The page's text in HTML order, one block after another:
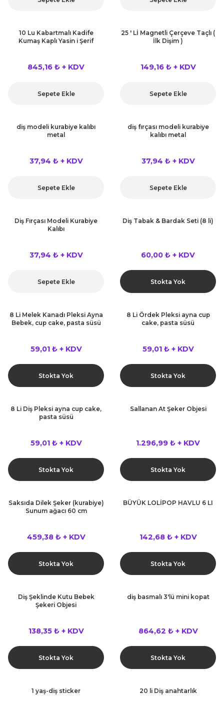
10 Lu Kabartmalı Kadife
Kumaş Kaplı Yasin i Şerif
845,16 ₺ + KDV
Sepete Ekle
25 ' Lİ Magnetli Çerçeve Taçlı (
İlk Dişim )
149,16 ₺ + KDV
Sepete Ekle
diş modeli kurabiye kalıbı
metal
37,94 ₺ + KDV
Sepete Ekle
diş fırçası modeli kurabiye
kalıbı metal
37,94 ₺ + KDV
Sepete Ekle
Diş Fırçası Modeli Kurabiye
Kalıbı
37,94 ₺ + KDV
Sepete Ekle
Diş Tabak & Bardak Seti (8 li)
60,00 ₺ + KDV
Stokta Yok
8 Li Melek Kanadı Pleksi Ayna
Bebek, cup cake, pasta süsü
59,01 ₺ + KDV
Stokta Yok
8 Li Ördek Pleksi ayna cup
cake, pasta süsü
59,01 ₺ + KDV
Stokta Yok
8 Li Diş Pleksi ayna cup cake,
pasta süsü
59,01 ₺ + KDV
Stokta Yok
Sallanan At Şeker Objesi
1.296,99 ₺ + KDV
Stokta Yok
Saksıda Dilek Şeker (kurabiye)
Sunum ağacı 60 cm
459,38 ₺ + KDV
Stokta Yok
BÜYÜK LOLİPOP HAVLU 6 LI
142,68 ₺ + KDV
Stokta Yok
Diş Şeklinde Kutu Bebek
Şekeri Objesi
138,35 ₺ + KDV
Stokta Yok
diş basmalı 3'lü mini kopat
864,62 ₺ + KDV
Stokta Yok
1 yaş-diş sticker 20 li Diş anahtarlık